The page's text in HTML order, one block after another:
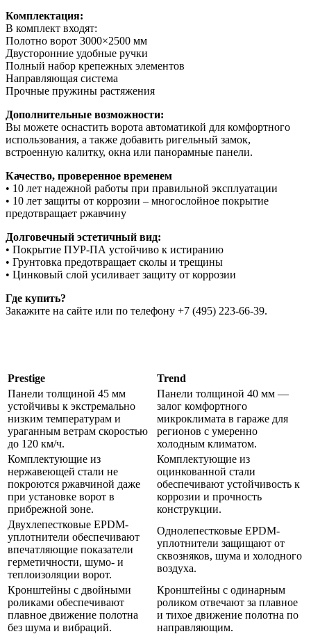
Комплектация:
В комплект входят:
Полотно ворот 3000×2500 мм
Двусторонние удобные ручки
Полный набор крепежных элементов
Направляющая система
Прочные пружины растяжения
Дополнительные возможности:
Вы можете оснастить ворота автоматикой для комфортного
использования, а также добавить ригельный замок,
встроенную калитку, окна или панорамные панели.
Качество, проверенное временем
• 10 лет надежной работы при правильной эксплуатации
• 10 лет защиты от коррозии – многослойное покрытие
предотвращает ржавчину
Долговечный эстетичный вид:
• Покрытие ПУР-ПА устойчиво к истиранию
• Грунтовка предотвращает сколы и трещины
• Цинковый слой усиливает защиту от коррозии
Где купить?
Закажите на сайте или по телефону +7 (495) 223-66-39.
Prestige
Trend
Панели толщиной 45 мм
устойчивы к экстремально
низким температурам и
ураганным ветрам скоростью
до 120 км/ч.
Панели толщиной 40 мм —
залог комфортного
микроклимата в гараже для
регионов с умеренно
холодным климатом.
Комплектующие из
нержавеющей стали не
покроются ржавчиной даже
при установке ворот в
прибрежной зоне.
Комплектующие из
оцинкованной стали
обеспечивают устойчивость к
коррозии и прочность
конструкции.
Двухлепестковые EPDM-
уплотнители обеспечивают
впечатляющие показатели
герметичности, шумо- и
теплоизоляции ворот.
Однолепестковые EPDM-
уплотнители защищают от
сквозняков, шума и холодного
воздуха.
Кронштейны с двойными
роликами обеспечивают
плавное движение полотна
без шума и вибраций.
Кронштейны с одинарным
роликом отвечают за плавное
и тихое движение полотна по
направляющим.